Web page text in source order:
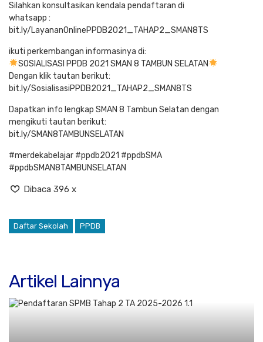
Silahkan konsultasikan kendala pendaftaran di
whatsapp :
bit.ly/LayananOnlinePPDB2021_TAHAP2_SMAN8TS
ikuti perkembangan informasinya di:
SOSIALISASI PPDB 2021 SMAN 8 TAMBUN SELATAN
Dengan klik tautan berikut:
bit.ly/SosialisasiPPDB2021_TAHAP2_SMAN8TS
Dapatkan info lengkap SMAN 8 Tambun Selatan dengan
mengikuti tautan berikut:
bit.ly/SMAN8TAMBUNSELATAN
#merdekabelajar #ppdb2021 #ppdbSMA
#ppdbSMAN8TAMBUNSELATAN
Dibaca 396 x
Daftar Sekolah PPDB
Artikel Lainnya